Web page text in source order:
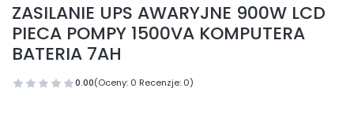
ZASILANIE UPS AWARYJNE 900W LCD
PIECA POMPY 1500VA KOMPUTERA
BATERIA 7AH
0.00(Oceny: 0 Recenzje: 0)